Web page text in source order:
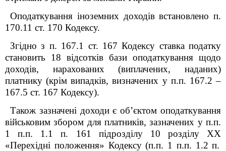
Оподаткування іноземних доходів встановлено п.
170.11 ст. 170 Кодексу.
Згідно з п. 167.1 ст. 167 Кодексу ставка податку
становить 18 відсотків бази оподаткування щодо
доходів, нарахованих (виплачених, наданих)
платнику (крім випадків, визначених у п.п. 167.2 –
167.5 ст. 167 Кодексу).
Також зазначені доходи є об’єктом оподаткування
військовим збором для платників, зазначених у п.п.
1 п.п. 1.1 п. 161 підрозділу 10 розділу XX
«Перехідні положення» Кодексу (п.п. 1 п.п. 1.2 п.